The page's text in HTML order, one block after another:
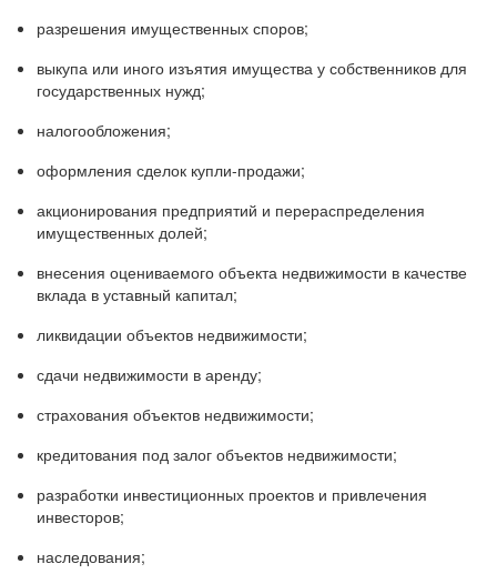
разрешения имущественных споров;
выкупа или иного изъятия имущества у собственников для
государственных нужд;
налогообложения;
оформления сделок купли-продажи;
акционирования предприятий и перераспределения
имущественных долей;
внесения оцениваемого объекта недвижимости в качестве
вклада в уставный капитал;
ликвидации объектов недвижимости;
сдачи недвижимости в аренду;
страхования объектов недвижимости;
кредитования под залог объектов недвижимости;
разработки инвестиционных проектов и привлечения
инвесторов;
наследования;